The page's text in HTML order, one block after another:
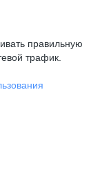
правильную
трафик.